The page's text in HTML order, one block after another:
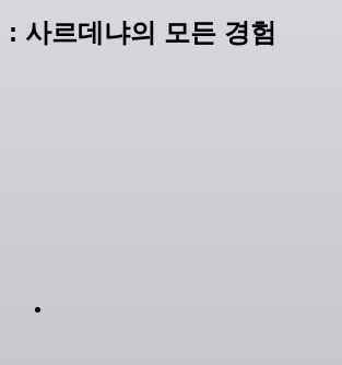
: 사르데냐의 모든 경험